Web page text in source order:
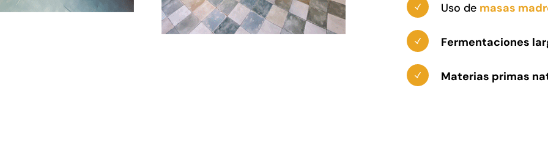
Uso de masas
Fermentaciones
Materias primas